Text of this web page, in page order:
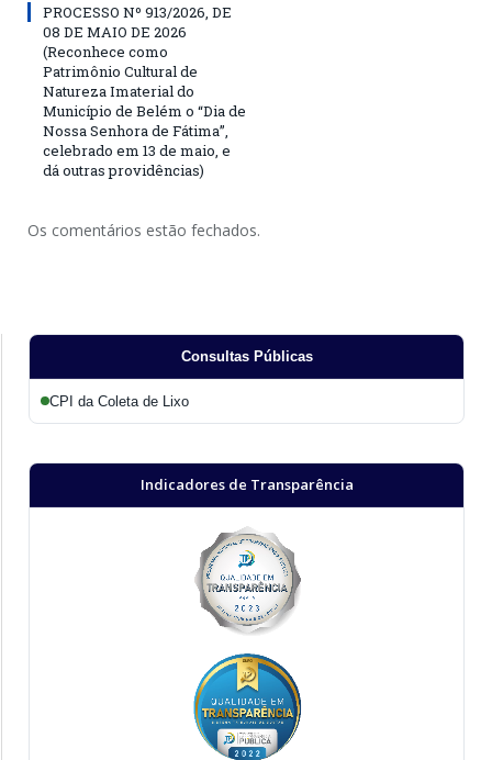
PROCESSO Nº 913/2026, DE
08 DE MAIO DE 2026
(Reconhece como
Patrimônio Cultural de
Natureza Imaterial do
Município de Belém o “Dia de
Nossa Senhora de Fátima”,
celebrado em 13 de maio, e
dá outras providências)
Os comentários estão fechados.
Consultas Públicas
CPI da Coleta de Lixo
Indicadores de Transparência